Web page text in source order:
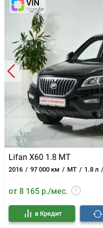
Lifan X60 1.8 MT
2016 97 000 км MT 1.8 л
от 8 165 р./мес.
в Кредит